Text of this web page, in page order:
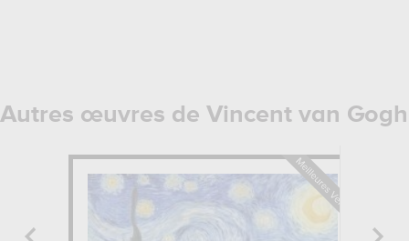
Autres œuvres de Vincent van Gogh